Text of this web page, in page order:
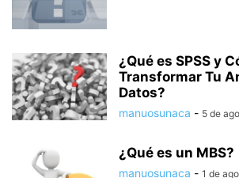
¿Qué es SPSS y
Transformar Tu
Datos?
manuosunaca - 5 de
¿Qué es un MBS?
manuosunaca - 1 de